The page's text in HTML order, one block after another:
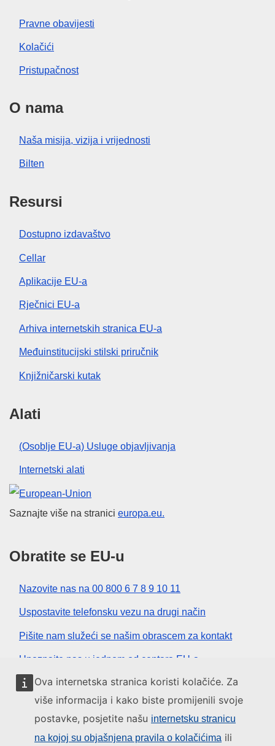
Ova internetska stranica koristi kolačiće. Za
više informacija i kako biste promijenili svoje
postavke, posjetite našu internetsku stranicu
na kojoj su objašnjena pravila o kolačićima ili
Pravne obavijesti
Kolačići
Pristupačnost
O nama
Naša misija, vizija i vrijednosti
Bilten
Resursi
Dostupno izdavaštvo
Cellar
Aplikacije EU-a
Rječnici EU-a
Arhiva internetskih stranica EU-a
Međuinstitucijski stilski priručnik
Knjižničarski kutak
Alati
(Osoblje EU-a) Usluge objavljivanja
Internetski alati
Europska unija
Saznajte više na stranici europa.eu.
Obratite se EU-u
Nazovite nas na 00 800 6 7 8 9 10 11
Uspostavite telefonsku vezu na drugi način
Pišite nam služeći se našim obrascem za kontakt
Upoznajte nas u jednom od centara EU-a
Društvene mreže